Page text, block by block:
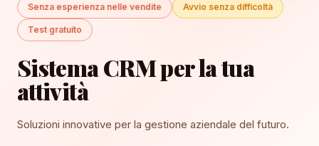
Senza esperienza nelle vendite Avvio senza difficoltà
Test gratuito
Sistema CRM per la tua
attività
Soluzioni innovative per la gestione aziendale del futuro.